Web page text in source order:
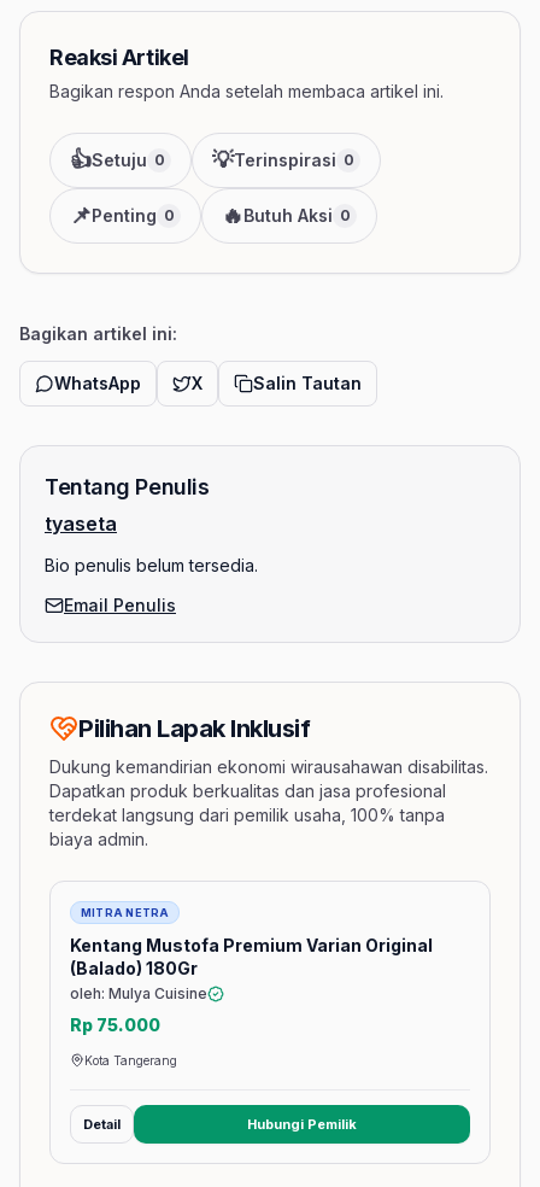
Reaksi Artikel
Bagikan respon Anda setelah membaca artikel ini.
👍Setuju 0 💡Terinspirasi 0
📌Penting 0 🔥Butuh Aksi 0
Bagikan artikel ini:
WhatsApp X Salin Tautan
Tentang Penulis
tyaseta
Bio penulis belum tersedia.
Email Penulis
Pilihan Lapak Inklusif
Dukung kemandirian ekonomi wirausahawan disabilitas.
Dapatkan produk berkualitas dan jasa profesional
terdekat langsung dari pemilik usaha, 100% tanpa
biaya admin.
Barang
MITRA NETRA
Kentang Mustofa Premium Varian Original
(Balado) 180Gr
oleh: Mulya Cuisine
Rp 75.000
Kota Tangerang
Detail Hubungi Pemilik(membuka tab baru)